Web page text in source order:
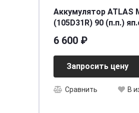
Аккумулятор ATLAS MF
(105D31R) 90
6 600 ₽
Запросить цену
Сравнить В